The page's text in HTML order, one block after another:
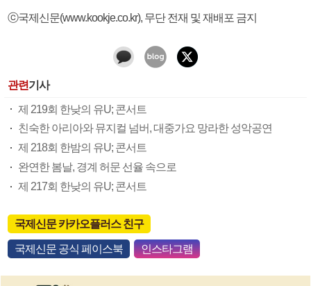
ⓒ국제신문(www.kookje.co.kr), 무단 전재 및 재배포 금지
관련기사
제 219회 한낮의 유U; 콘서트
친숙한 아리아와 뮤지컬 넘버, 대중가요 망라한 성악공연
제 218회 한밤의 유U; 콘서트
완연한 봄날, 경계 허문 선율 속으로
제 217회 한낮의 유U; 콘서트
국제신문 카카오플러스 친구
국제신문 공식 페이스북 인스타그램